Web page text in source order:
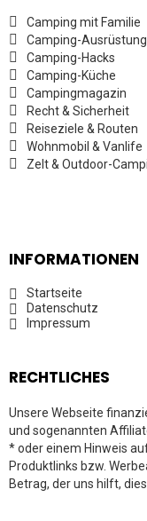
Camping mit Familie
Camping-Ausrüstung
Camping-Hacks
Camping-Küche
Campingmagazin
Recht & Sicherheit
Reiseziele & Routen
Wohnmobil & Vanlife
Zelt & Outdoor-
INFORMATIONEN
Startseite
Datenschutz
Impressum
RECHTLICHES
Unsere Webseite
und sogenannten
* oder einem Hinweis
Produktlinks bzw.
Betrag, der uns hilft,